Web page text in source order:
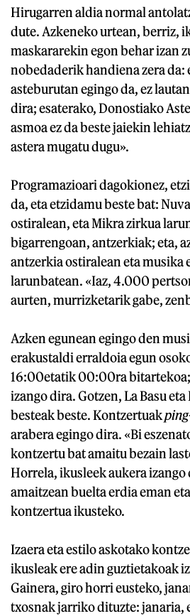
Hirugarren aldia normal
dute. Azkeneko urtean, berriz,
maskararekin egon behar izan
nobedaderik handiena zera da:
asteburutan egingo da, ez
dira; esaterako, Donostiako
asmoa ez da beste jaiekin
astera mugatu dugu».
Programazioari dagokionez,
da, eta etzidamu beste bat:
ostiralean, eta Mikra zirkua
bigarrengoan, antzerkiak; eta,
antzerkia ostiralean eta
larunbatean. «Iaz, 4.000
aurten, murrizketarik gabe,
Azken egunean egingo den
erakustaldi erraldoia egun
16:00etatik 00:00ra
izango dira. Gotzen, La Basu
besteak beste. Kontzertuak
arabera egingo dira. «Bi
kontzertu bat amaitu bezain
Horrela, ikusleek aukera
amaitzean buelta erdia eman
kontzertua ikusteko.
Izaera eta estilo askotako
ikusleak ere adin guztietakoak
Gainera, giro horri eusteko,
txosnak jarriko dituzte: janaria,